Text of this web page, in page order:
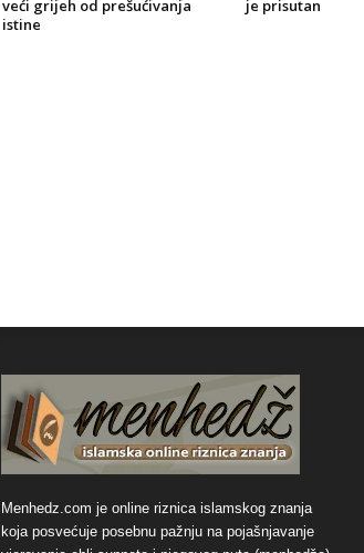
veći grijeh od prešućivanja
istine
je prisutan
Menhedz.com je online riznica islamskog znanja
koja posvećuje posebnu pažnju na pojašnjavanje